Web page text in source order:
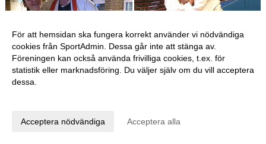
För att hemsidan ska fungera korrekt använder vi nödvändiga
cookies från SportAdmin. Dessa går inte att stänga av.
Föreningen kan också använda frivilliga cookies, t.ex. för
statistik eller marknadsföring. Du väljer själv om du vill acceptera
dessa.
Acceptera nödvändiga Acceptera alla